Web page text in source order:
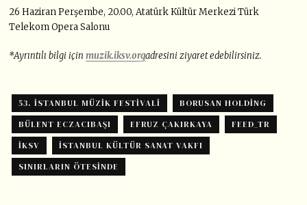
26 Haziran Perşembe, 20.00, Atatürk Kültür Merkezi Türk
Telekom Opera Salonu
*Ayrıntılı bilgi içinmuzik.iksv.orgadresini ziyaret edebilirsiniz.
53. İSTANBUL MÜZIK FESTIVALI
BORUSAN HOLDING
BÜLENT ECZACIBAŞI
EFRUZ ÇAKIRKAYA
FEED_TR
IKSV
İSTANBUL KÜLTÜR SANAT VAKFI
SINIRLARIN ÖTESINDE